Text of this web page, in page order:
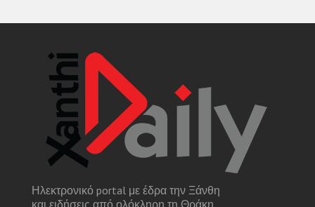
Ηλεκτρονικό portal με έδρα την Ξάνθη